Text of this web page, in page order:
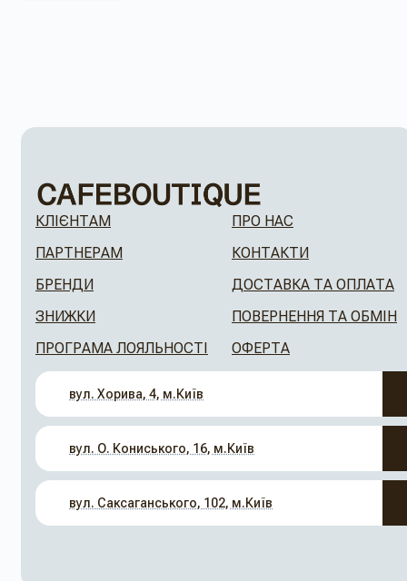
КЛІЄНТАМ
ПАРТНЕРАМ
БРЕНДИ
ЗНИЖКИ
ПРОГРАМА ЛОЯЛЬНОСТІ
ПРО НАС
КОНТАКТИ
ДОСТАВКА ТА ОПЛАТА
ПОВЕРНЕННЯ ТА ОБМІН
ОФЕРТА
вул. Хорива, 4, м.Київ
вул. О. Кониського, 16, м.Київ
вул. Саксаганського, 102, м.Київ